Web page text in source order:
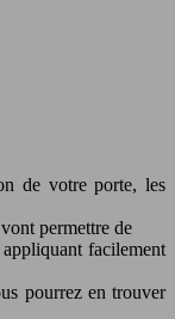
de votre porte, les
permettre de
facilement
pourrez en trouver